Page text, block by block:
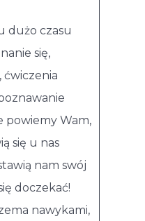
dużo czasu
się,
ćwiczenia
powiemy Wam,
się u nas
nam swój
doczekać!
nawykami,